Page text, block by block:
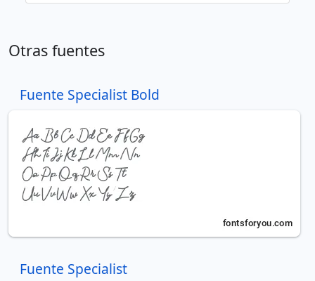
Otras fuentes
Fuente Specialist Bold
Fuente Specialist